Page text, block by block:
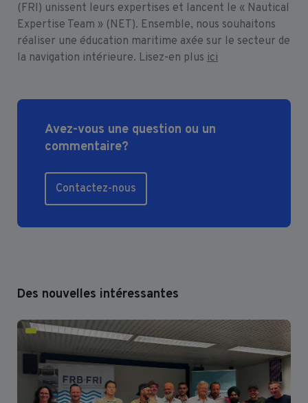
(FRI) unissent leurs expertises et lancent le « Nautical
Expertise Team » (NET). Ensemble, nous souhaitons
réaliser une éducation maritime axée sur le secteur de
la navigation intérieure. Lisez-en plus ici
Avez-vous une question ou un
commentaire?
Contactez-nous
Des nouvelles intéressantes